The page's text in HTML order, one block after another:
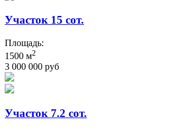
Участок 15 сот.
Площадь:
1500 м2
3 000 000 руб
Участок 7.2 сот.